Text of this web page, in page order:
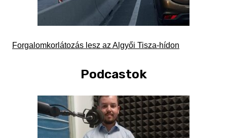
Forgalomkorlátozás lesz az Algyői Tisza-hídon
Podcastok